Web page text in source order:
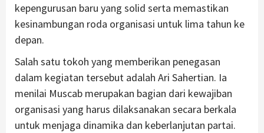
kepengurusan baru yang solid serta memastikan
kesinambungan roda organisasi untuk lima tahun ke
depan.
Salah satu tokoh yang memberikan penegasan
dalam kegiatan tersebut adalah Ari Sahertian. Ia
menilai Muscab merupakan bagian dari kewajiban
organisasi yang harus dilaksanakan secara berkala
untuk menjaga dinamika dan keberlanjutan partai.